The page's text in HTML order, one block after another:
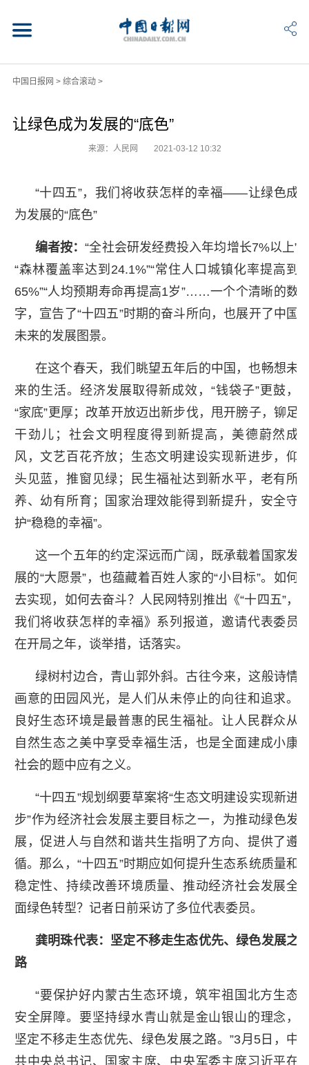
中国日报网 > 综合滚动>
让绿色成为发展的“底色”
来源：人民网 2021-03-12 10:32
“十四五”，我们将收获怎样的幸福——让绿色成
为发展的“底色”
编者按：“全社会研发经费投入年均增长7%以上”
“森林覆盖率达到24.1%”“常住人口城镇化率提高到
65%”“人均预期寿命再提高1岁”……一个个清晰的数
字，宣告了“十四五”时期的奋斗所向，也展开了中国
未来的发展图景。
在这个春天，我们眺望五年后的中国，也畅想未
来的生活。经济发展取得新成效，“钱袋子”更鼓，
“家底”更厚；改革开放迈出新步伐，甩开膀子，铆足
干劲儿；社会文明程度得到新提高，美德蔚然成
风，文艺百花齐放；生态文明建设实现新进步，仰
头见蓝，推窗见绿；民生福祉达到新水平，老有所
养、幼有所育；国家治理效能得到新提升，安全守
护“稳稳的幸福”。
这一个五年的约定深远而广阔，既承载着国家发
展的“大愿景”，也蕴藏着百姓人家的“小目标”。如何
去实现，如何去奋斗？人民网特别推出《“十四五”，
我们将收获怎样的幸福》系列报道，邀请代表委员
在开局之年，谈举措，话落实。
绿树村边合，青山郭外斜。古往今来，这般诗情
画意的田园风光，是人们从未停止的向往和追求。
良好生态环境是最普惠的民生福祉。让人民群众从
自然生态之美中享受幸福生活，也是全面建成小康
社会的题中应有之义。
“十四五”规划纲要草案将“生态文明建设实现新进
步”作为经济社会发展主要目标之一，为推动绿色发
展，促进人与自然和谐共生指明了方向、提供了遵
循。那么，“十四五”时期应如何提升生态系统质量和
稳定性、持续改善环境质量、推动经济社会发展全
面绿色转型？记者日前采访了多位代表委员。
龚明珠代表：坚定不移走生态优先、绿色发展之
路
“要保护好内蒙古生态环境，筑牢祖国北方生态
安全屏障。要坚持绿水青山就是金山银山的理念，
坚定不移走生态优先、绿色发展之路。”3月5日，中
共中央总书记、国家主席、中央军委主席习近平在